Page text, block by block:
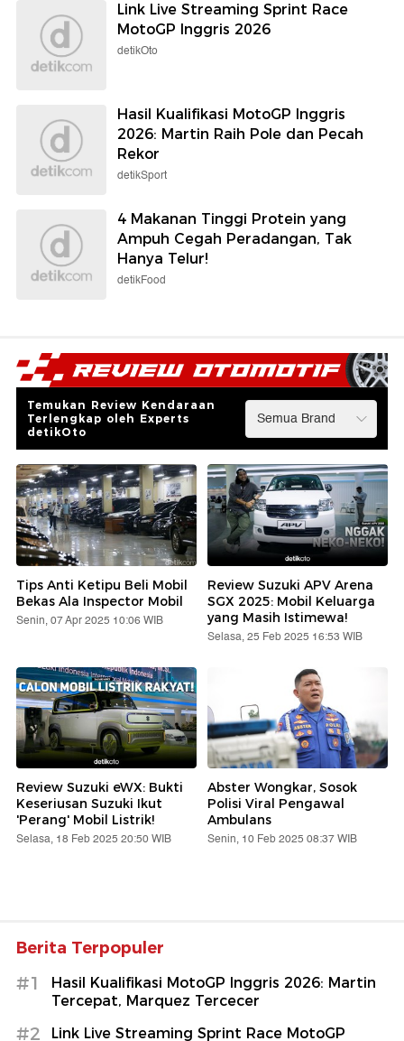
Link Live Streaming Sprint Race
MotoGP Inggris 2026
detikOto
Hasil Kualifikasi MotoGP Inggris
2026: Martin Raih Pole dan Pecah
Rekor
detikSport
4 Makanan Tinggi Protein yang
Ampuh Cegah Peradangan, Tak
Hanya Telur!
detikFood
Temukan Review Kendaraan
Terlengkap oleh Experts
detikOto
Tips Anti Ketipu Beli Mobil
Bekas Ala Inspector Mobil
Senin, 07 Apr 2025 10:06 WIB
Review Suzuki APV Arena
SGX 2025: Mobil Keluarga
yang Masih Istimewa!
Selasa, 25 Feb 2025 16:53 WIB
Review Suzuki eWX: Bukti
Keseriusan Suzuki Ikut
'Perang' Mobil Listrik!
Selasa, 18 Feb 2025 20:50 WIB
Abster Wongkar, Sosok
Polisi Viral Pengawal
Ambulans
Senin, 10 Feb 2025 08:37 WIB
Berita Terpopuler
#1
Hasil Kualifikasi MotoGP Inggris 2026: Martin
Tercepat, Marquez Tercecer
#2
Link Live Streaming Sprint Race MotoGP